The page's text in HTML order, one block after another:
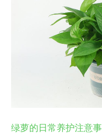
绿萝的日常养护注意事